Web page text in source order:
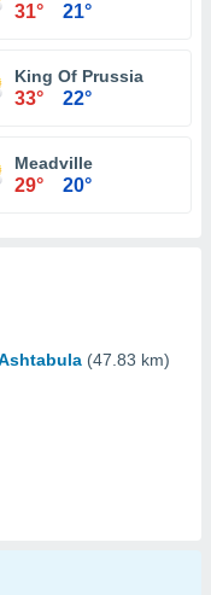
31° 21°
King Of Prussia
33° 22°
Meadville
29° 20°
(47.83 km)